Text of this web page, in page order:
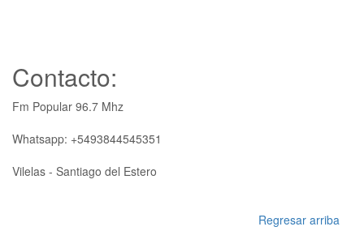
Contacto:
Fm Popular 96.7 Mhz
Whatsapp: +5493844545351
Vilelas - Santiago del Estero
Regresar arriba